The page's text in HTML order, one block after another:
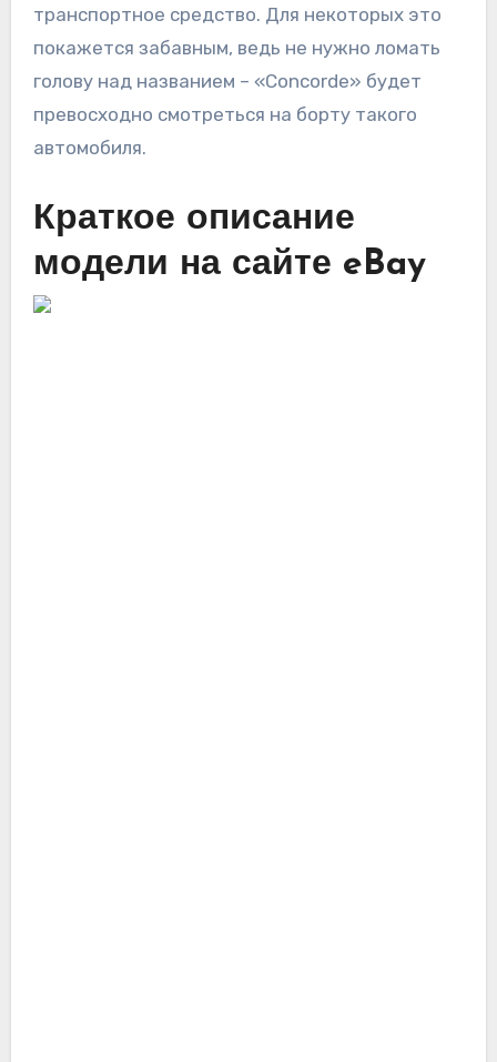
транспортное средство. Для некоторых это
покажется забавным, ведь не нужно ломать
голову над названием – «Concorde» будет
превосходно смотреться на борту такого
автомобиля.
Краткое описание
модели на сайте eBay